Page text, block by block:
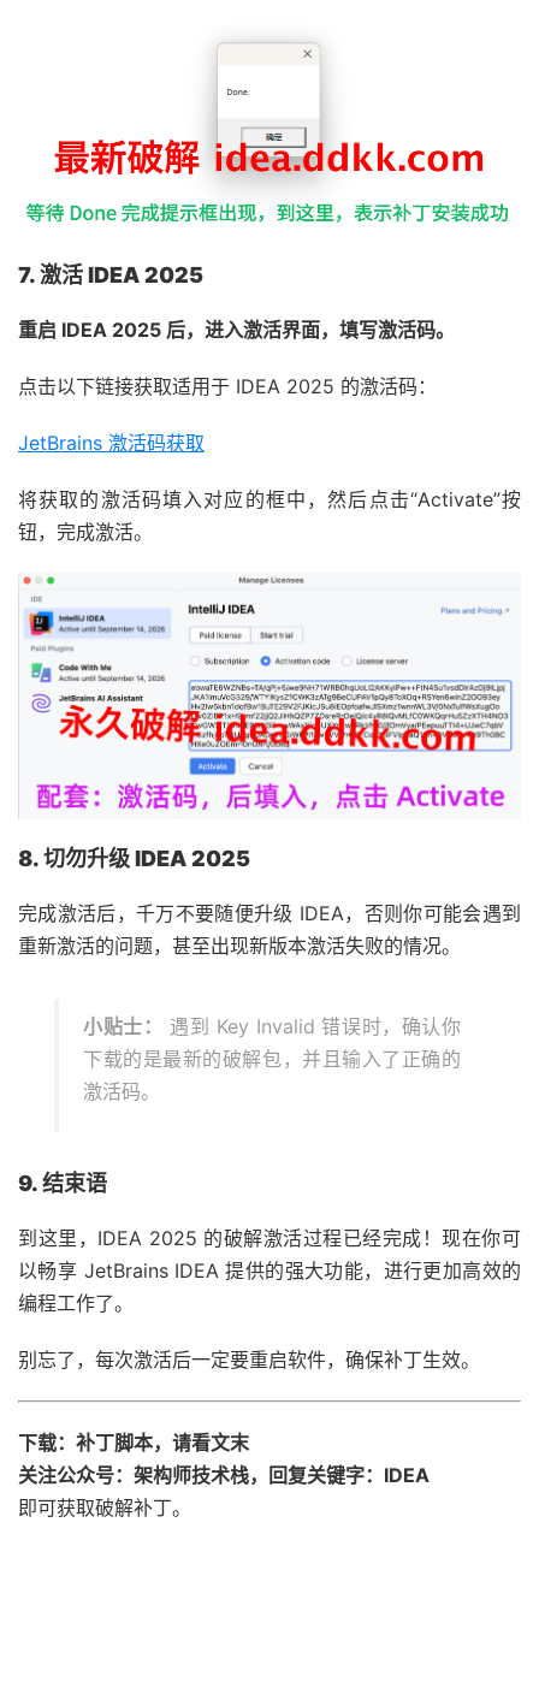
7. 激活 IDEA 2025
重启 IDEA 2025 后，进入激活界面，填写激活码。
点击以下链接获取适用于 IDEA 2025 的激活码：
JetBrains 激活码获取
将获取的激活码填入对应的框中，然后点击“Activate”按
钮，完成激活。
8. 切勿升级 IDEA 2025
完成激活后，千万不要随便升级 IDEA，否则你可能会遇到
重新激活的问题，甚至出现新版本激活失败的情况。
小贴士：
遇到 Key Invalid 错误时，确认你
下载的是最新的破解包，并且输入了正确的
激活码。
9. 结束语
到这里，IDEA 2025 的破解激活过程已经完成！现在你可
以畅享 JetBrains IDEA 提供的强大功能，进行更加高效的
编程工作了。
别忘了，每次激活后一定要重启软件，确保补丁生效。
下载：补丁脚本，请看文末
关注公众号：架构师技术栈，回复关键字：IDEA
即可获取破解补丁。